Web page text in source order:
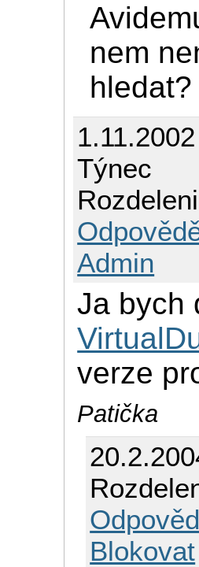
nem
hledat?
Týnec
Admin
Ja bych
verze
Patička
Blokovat